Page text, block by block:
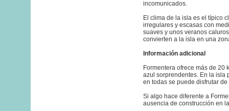
incomunicados.
El clima de la isla es el típico
irregulares y escasas con
suaves y unos veranos
convierten a la isla en una
Información adicional
Formentera ofrece más de
azul sorprendentes. En la isla
en todas se puede disfrutar
Si algo hace diferente a
ausencia de construcción en